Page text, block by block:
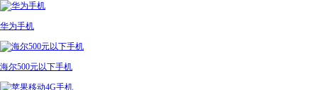
华为手机
海尔500元以下手机